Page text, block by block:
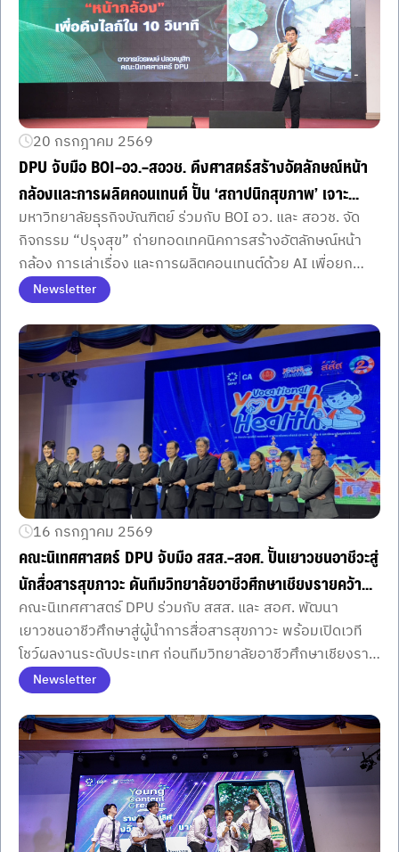
20 กรกฎาคม 2569
DPU จับมือ BOI–อว.–สอวช. ดึงศาสตร์สร้างอัตลักษณ์หน้า
กล้องและการผลิตคอนเทนต์ ปั้น ‘สถาปนิกสุขภาพ’ เจาะ
เทคนิคพัฒนาศักยภาพสื่อสารไปยังกลุ่มเป้าหมาย
มหาวิทยาลัยธุรกิจบัณฑิตย์ ร่วมกับ BOI อว. และ สอวช. จัด
กิจกรรม “ปรุงสุข” ถ่ายทอดเทคนิคการสร้างอัตลักษณ์หน้า
กล้อง การเล่าเรื่อง และการผลิตคอนเทนต์ด้วย AI เพื่อยก
ระดับผู้ประกอบการสุขภาพสู่ตลาด
Newsletter
16 กรกฎาคม 2569
คณะนิเทศศาสตร์ DPU จับมือ สสส.–สอศ. ปั้นเยาวชนอาชีวะสู่
นักสื่อสารสุขภาวะ ดันทีมวิทยาลัยอาชีวศึกษาเชียงรายคว้า
Best of The Best ด้วย “พื้นที่ปลอดภัยเคลื่อนที่”
คณะนิเทศศาสตร์ DPU ร่วมกับ สสส. และ สอศ. พัฒนา
เยาวชนอาชีวศึกษาสู่ผู้นำการสื่อสารสุขภาวะ พร้อมเปิดเวที
โชว์ผลงานระดับประเทศ ก่อนทีมวิทยาลัยอาชีวศึกษาเชียงราย
คว้ารางวัลสูงสุดด้วยโครงการ “พื้นที่ปลอดภัยเคลื่อนที่”
Newsletter